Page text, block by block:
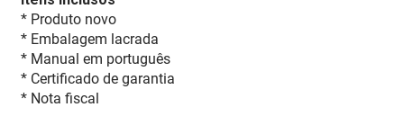
* Produto novo
* Embalagem lacrada
* Manual em português
* Certificado de garantia
* Nota fiscal